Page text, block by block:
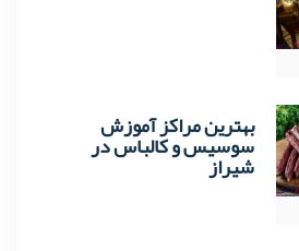
بهترین مراکز آموزش
سوسیس و کالباس در
شیراز